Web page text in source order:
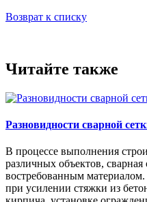
Возврат к списку
Читайте также
Разновидности сварной
В процессе выполнения
различных объектов, сварная
востребованным
при усилении стяжки из